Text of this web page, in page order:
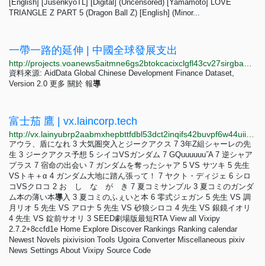
[English] [JusenkyoTL] [Digital] (Uncensored) [Yamamoto] LOVE
TRIANGLE Z PART 5 (Dragon Ball Z) [English] (Minor...
一帶一路的延伸 | 中國全球發展支出
資料來源: AidData Global Chinese Development Finance Dataset,
Version 2.0 更多 關於 報導
富士茄 鷹 | vx.laincorp.tech
アウラ、盾になれ 3 大気圏突入とジークアクス 7 3年Z組シャーレの先
生 3 ジークアクス予想 5 シイコVSガンダム 7 GQuuuuuu˝A 7 逆シャア
プラス 7 宿命の出会い 7 ガンダムを奪ったシャア 5 VS サツキ 5 先生
VSトキ＋α 4 ガンダム大地に踏ん張って！ 7 ヤクト・ディジェ 6 シロ
コVSクロコ 2 お し な が き 7 夏コミサンプル 3 夏コミのガンダ
ム本の薄い本導入 3 夏コミのふぇいと本 6 零式ジェガン 5 先生 VS 調
月リオ 5 先生 VS アロナ 5 先生 VS 砂狼シロコ 4 先生 VS 銀鏡イオリ
4 先生 VS 錠前サオリ 3 SEED劇場版最短RTA View all Vixipy
2.7.2+8ccfd1e Home Explore Discover Rankings Ranking calendar
Newest Novels pixivision Tools Ugoira Converter Miscellaneous pixiv
News Settings About Vixipy Source Code